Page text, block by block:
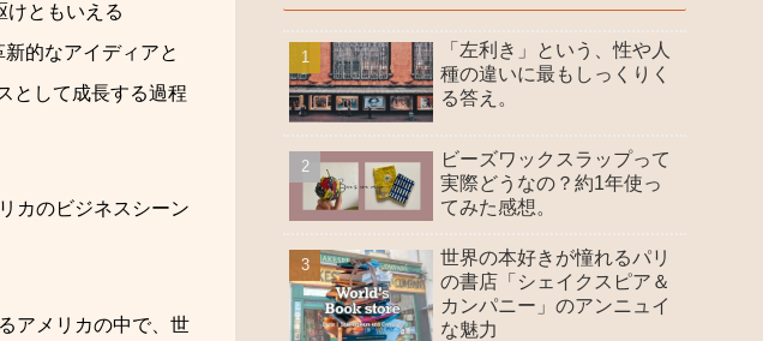
けともいえる
新的なアイディアと
として成長する過程
カのビジネスシーン
アメリカの中で、世
「左利き」という、性や人
種の違いに最もしっくりく
る答え。
ビーズワックスラップって
実際どうなの？約1年使っ
てみた感想。
世界の本好きが憧れるパリ
の書店「シェイクスピア＆
カンパニー」のアンニュイ
な魅力